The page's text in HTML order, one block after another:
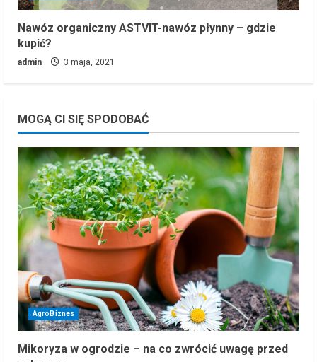
Nawóz organiczny ASTVIT-nawóz płynny – gdzie
kupić?
admin 3 maja, 2021
MOGĄ CI SIĘ SPODOBAĆ
AgroBiznes
Mikoryza w ogrodzie – na co zwrócić uwagę przed